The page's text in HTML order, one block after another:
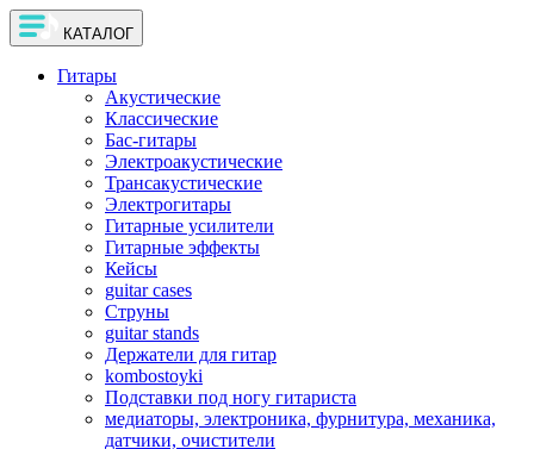
КАТАЛОГ
Гитары
Акустические
Классические
Бас-гитары
Электроакустические
Трансакустические
Электрогитары
Гитарные усилители
Гитарные эффекты
Кейсы
guitar cases
Струны
guitar stands
Держатели для гитар
kombostoyki
Подставки под ногу гитариста
медиаторы, электроника, фурнитура, механика,
датчики, очистители